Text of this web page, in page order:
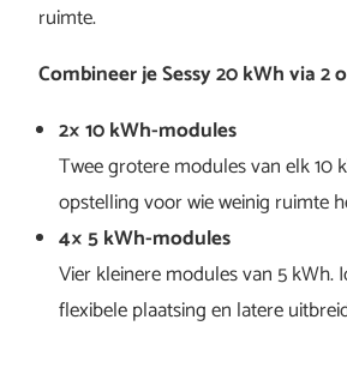
ruimte.
Combineer je Sessy 20 kWh via 2
2× 10 kWh-modules
Twee grotere modules van elk 10
opstelling voor wie weinig ruimte
4× 5 kWh-modules
Vier kleinere modules van 5 kWh.
flexibele plaatsing en latere